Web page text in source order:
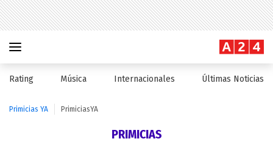
Rating Música Internacionales Últimas Noticias
Primicias YA PrimiciasYA
PRIMICIAS